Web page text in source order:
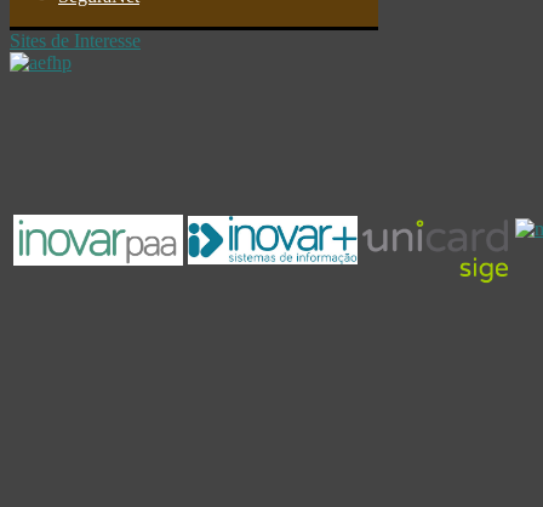
Sites de Interesse